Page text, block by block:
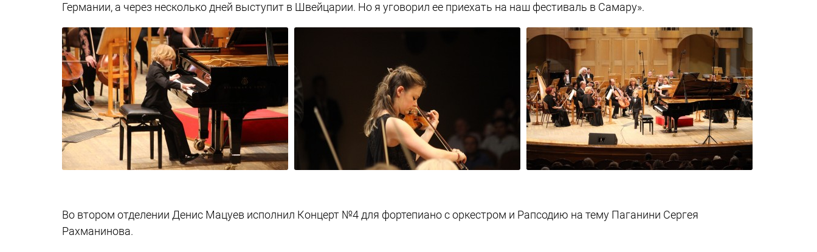
Германии, а через несколько дней выступит в Швейцарии. Но я уговорил ее приехать на наш фестиваль в Самару».
Во втором отделении Денис Мацуев исполнил Концерт №4 для фортепиано с оркестром и Рапсодию на тему Паганини Сергея
Рахманинова.